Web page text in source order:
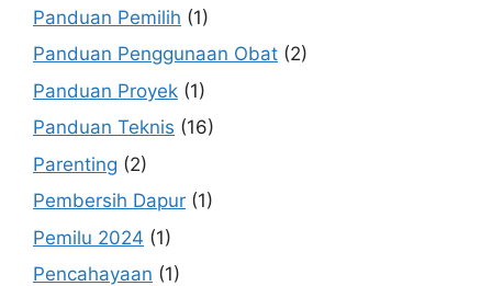
Panduan Pemilih (1)
Panduan Penggunaan Obat (2)
Panduan Proyek (1)
Panduan Teknis (16)
Parenting (2)
Pembersih Dapur (1)
Pemilu 2024 (1)
Pencahayaan (1)